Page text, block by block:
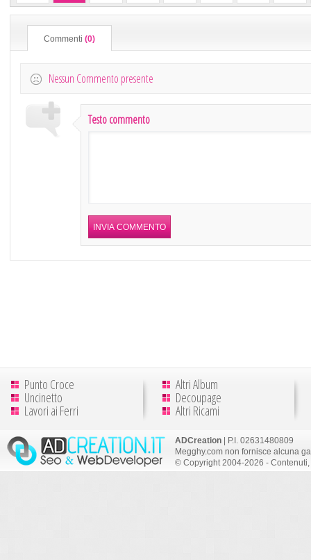
Commenti (0)
Nessun Commento presente
Testo commento
Punto Croce
Uncinetto
Lavori ai Ferri
Altri Album
Decoupage
Altri Ricami
ADCreation | P.I. 02631480809
Megghy.com non fornisce alcuna
© Copyright 2004-2026 -